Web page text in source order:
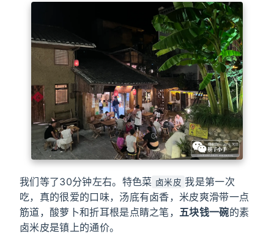
我们等了30分钟左右。特色菜 卤米皮 我是第一次
吃，真的很爱的口味，汤底有卤香，米皮爽滑带一点
筋道，酸萝卜和折耳根是点睛之笔， 五块钱一碗的素
卤米皮是镇上的通价。